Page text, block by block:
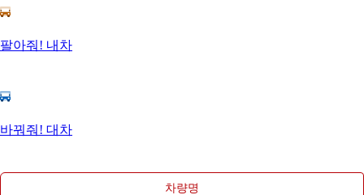
팔아줘! 내차
바꿔줘! 대차
차량명